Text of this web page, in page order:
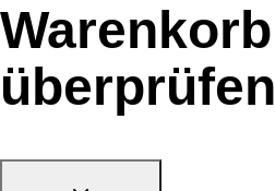
Warenkorb
überprüfen